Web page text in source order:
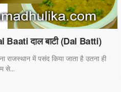
दाल बाटी (Dal Batti)
राजस्थान में पसंद किया जाता है उतना ही
से...